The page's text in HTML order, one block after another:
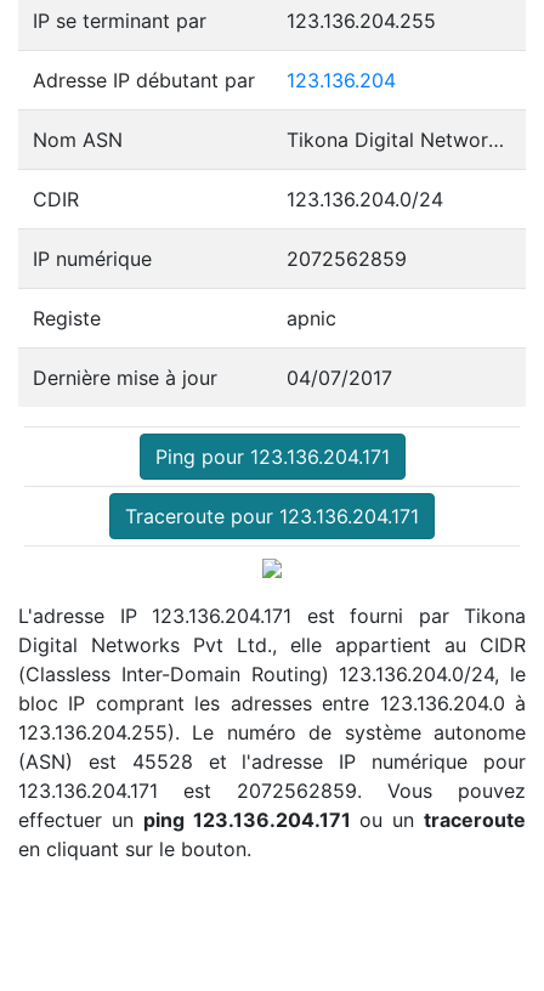
IP se terminant par 123.136.204.255
Adresse IP débutant par 123.136.204
Nom ASN Tikona Digital Networks Pvt Ltd.
CDIR 123.136.204.0/24
IP numérique 2072562859
Registe apnic
Dernière mise à jour 04/07/2017
Ping pour 123.136.204.171
Traceroute pour 123.136.204.171
L'adresse IP 123.136.204.171 est fourni par Tikona
Digital Networks Pvt Ltd., elle appartient au CIDR
(Classless Inter-Domain Routing) 123.136.204.0/24, le
bloc IP comprant les adresses entre 123.136.204.0 à
123.136.204.255). Le numéro de système autonome
(ASN) est 45528 et l'adresse IP numérique pour
123.136.204.171 est 2072562859. Vous pouvez
effectuer un ping 123.136.204.171 ou untraceroute
en cliquant sur le bouton.